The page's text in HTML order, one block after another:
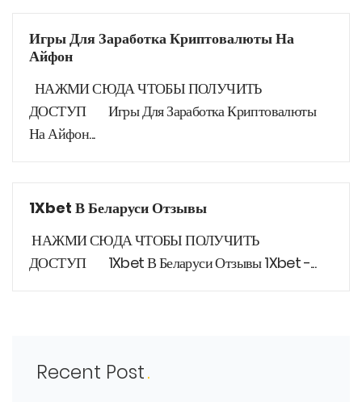
Игры Для Заработка Криптовалюты На
Айфон
НАЖМИ СЮДА ЧТОБЫ ПОЛУЧИТЬ
ДОСТУП Игры Для Заработка Криптовалюты
На Айфон...
1Xbet В Беларуси Отзывы
НАЖМИ СЮДА ЧТОБЫ ПОЛУЧИТЬ
ДОСТУП 1Xbet В Беларуси Отзывы 1Xbet -...
Recent Post